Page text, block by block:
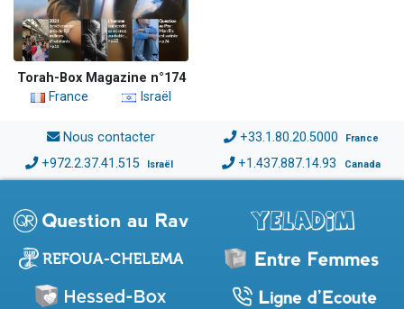
Torah-Box Magazine n°174
France
Israël
Nous contacter +33.1.80.20.5000 France
+972.2.37.41.515 Israël +1.437.887.14.93 Canada